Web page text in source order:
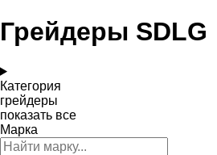
Грейдеры SDLG
Категория
грейдеры
показать все
Марка